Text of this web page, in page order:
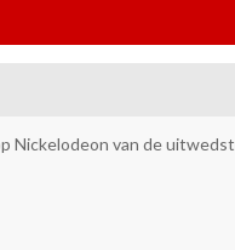
van de